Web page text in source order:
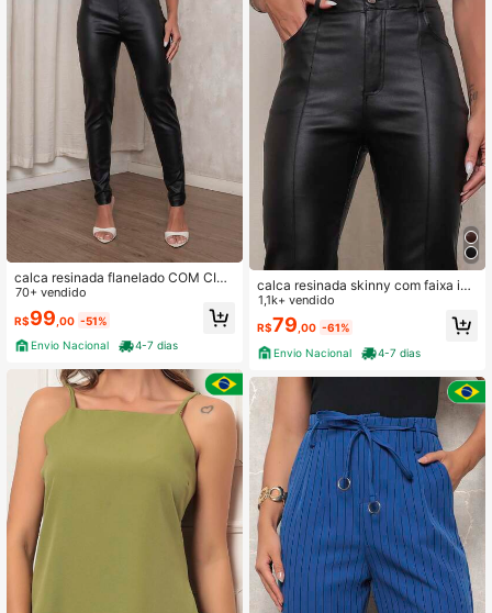
calca resinada flanelado COM CIN
TO importado
70+ vendido
R$99 ,00 -51%
Envio Nacional
4-7 dias
calca resinada skinny com faixa im
portado
1,1k+ vendido
R$79 ,00 -61%
Envio Nacional
4-7 dias